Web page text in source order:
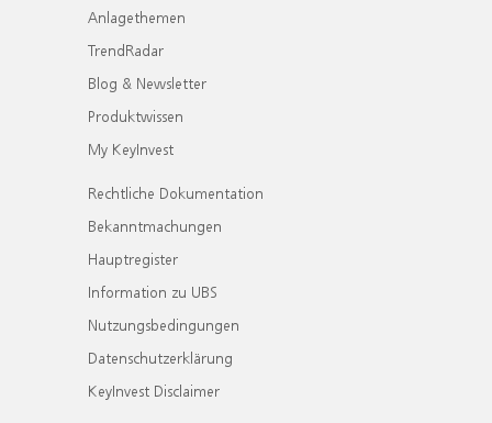
Anlagethemen
TrendRadar
Blog & Newsletter
Produktwissen
My KeyInvest
Rechtliche Dokumentation
Bekanntmachungen
Hauptregister
Information zu UBS
Nutzungsbedingungen
Datenschutzerklärung
KeyInvest Disclaimer